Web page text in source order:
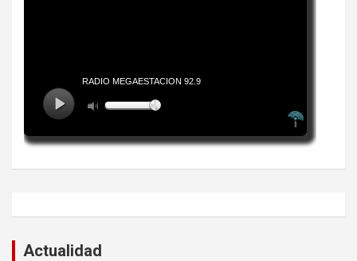
Actualidad